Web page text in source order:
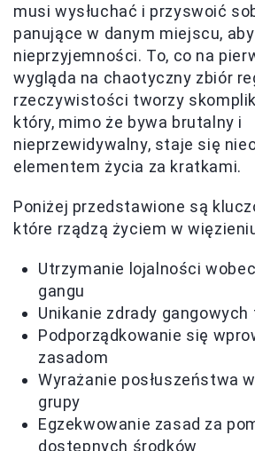
musi wysłuchać i przyswoić
panujące w danym miejscu,
nieprzyjemności. To, co na
wygląda na chaotyczny zbiór
rzeczywistości tworzy
który, mimo że bywa brutalny i
nieprzewidywalny, staje się
elementem życia za kratkami.
Poniżej przedstawione są
które rządzą życiem w
Utrzymanie lojalności
gangu
Unikanie zdrady
Podporządkowanie się
zasadom
Wyrażanie posłuszeństwa
grupy
Egzekwowanie zasad za
dostępnych środków